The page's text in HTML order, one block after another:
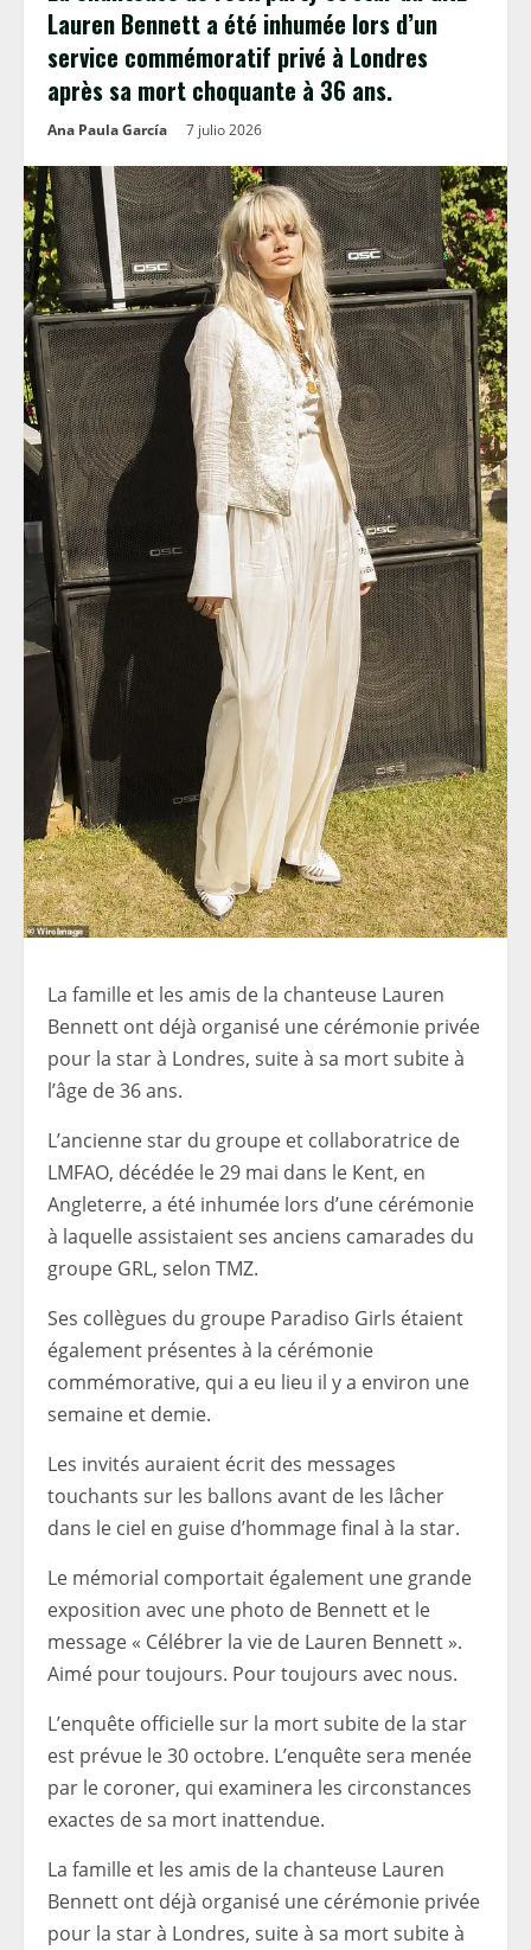
Lauren Bennett a été inhumée lors d’un
service commémoratif privé à Londres
après sa mort choquante à 36 ans.
Ana Paula García 7 julio 2026
La famille et les amis de la chanteuse Lauren
Bennett ont déjà organisé une cérémonie privée
pour la star à Londres, suite à sa mort subite à
l’âge de 36 ans.
L’ancienne star du groupe et collaboratrice de
LMFAO, décédée le 29 mai dans le Kent, en
Angleterre, a été inhumée lors d’une cérémonie
à laquelle assistaient ses anciens camarades du
groupe GRL, selon TMZ.
Ses collègues du groupe Paradiso Girls étaient
également présentes à la cérémonie
commémorative, qui a eu lieu il y a environ une
semaine et demie.
Les invités auraient écrit des messages
touchants sur les ballons avant de les lâcher
dans le ciel en guise d’hommage final à la star.
Le mémorial comportait également une grande
exposition avec une photo de Bennett et le
message « Célébrer la vie de Lauren Bennett ».
Aimé pour toujours. Pour toujours avec nous.
L’enquête officielle sur la mort subite de la star
est prévue le 30 octobre. L’enquête sera menée
par le coroner, qui examinera les circonstances
exactes de sa mort inattendue.
La famille et les amis de la chanteuse Lauren
Bennett ont déjà organisé une cérémonie privée
pour la star à Londres, suite à sa mort subite à